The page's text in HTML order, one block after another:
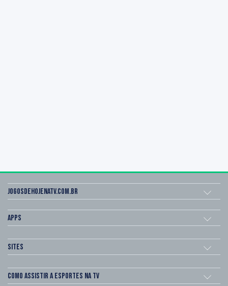
Jogosdehojenatv.com.br
Apps
Sites
Como assistir a esportes na TV